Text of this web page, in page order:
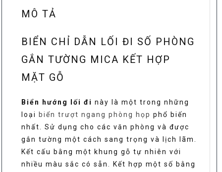
MÔ TẢ
BIỂN CHỈ DẪN LỐI ĐI SỐ PHÒNG
GẮN TƯỜNG MICA KẾT HỢP
MẶT GỖ
Biển hướng lối đi này là một trong những
loại biển trượt ngang phòng họp phổ biến
nhất. Sử dụng cho các văn phòng và được
gắn tường một cách sang trọng và lịch lãm.
Kết cấu bằng một khung gỗ tự nhiên với
nhiều màu sắc có sẵn. Kết hợp một số bằng